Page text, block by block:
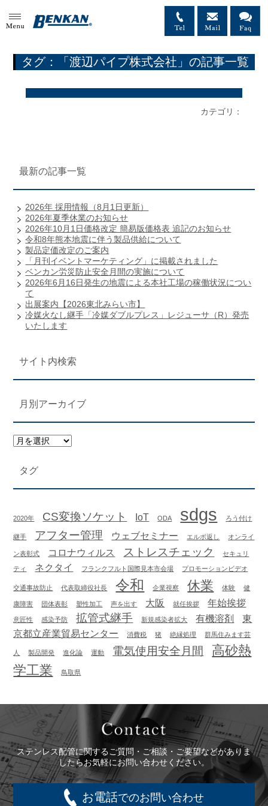
タグ：「渡辺パイプ株式会社」の記事一覧
カテゴリ：
最新の記事一覧
2026年 採用情報（8月1日更新）
2026年夏季休業のお知らせ
2026年10月1日価格改定 簡易版価格表 追記のお知らせ
令和8年熊本地震に伴う製品供給について
製品定価改定のご案内
「月刊イベントマーケティング」に掲載されました
ベンカン労災防止安全月間の実施について
2026年6月16日発生の地震による本社工場の稼働状況につい
て
出展案内【2026東北みらい市】
冷媒火なし継手「冷媒ダブルプレス」レジューサ（R）発売
いたします
サイト内検索
月別アーカイブ
タグ
2020年 CS変換ソケット IoT ODA sdgs ろう付け
継手 アフター管理 ウェブセミナー エルボ返し オンライ
ン表彰式 コロナウィルス ストレスチェック セキュリ
ティ ネクタイ フランクフルト国際見本市会場 プロモーションビデオ
交通事故防止 代表取締役社長 令和 企業視察 休業 体験 健
康障害 団体表彰 塑性加工 声を出す 大阪 就任挨拶 年始挨拶
意匠性 感染予防 拡管式継手 新規感染者拡大 有機溶剤
東
京都立産業貿易センター
消費税 猪 絶縁処理 群馬住みます芸
人 製品開発 進化論 運動 電気使用安全月間
高砂熱
学工業
鳥取県
ステンレス配管に関するご質問・ご相談・ご要望などがありま
したらお気軽にお問い合わせください。
お電話でのお問い合わせ